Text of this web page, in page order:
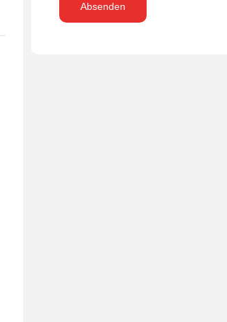
Absenden